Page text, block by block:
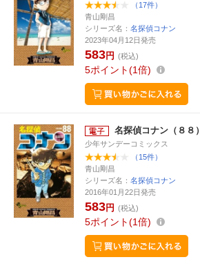
（17件）
青山剛昌
シリーズ名： 名探偵コナン
2023年04月12日発売
583円 (税込)
5ポイント 1倍
名探偵コナン（８８）
少年サンデーコミックス
（15件）
青山剛昌
シリーズ名： 名探偵コナン
2016年01月22日発売
583円 (税込)
5ポイント 1倍